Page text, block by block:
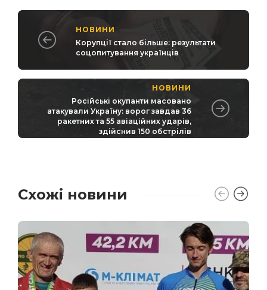
НОВИНИ
Корупції стало більше: результати
соцопитування українців
НОВИНИ
Російські окупанти масовано
атакували Україну: ворог завдав 36
ракетних та 55 авіаційних ударів,
здійснив 150 обстрілів
Схожі новини